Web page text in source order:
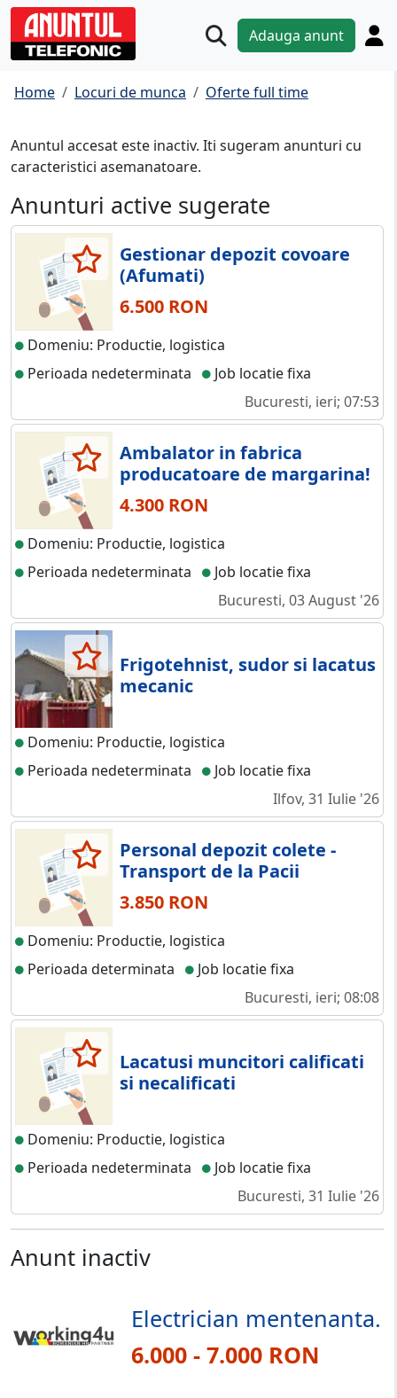
Adauga anunt
Home Locuri de munca Oferte full time
Anuntul accesat este inactiv. Iti sugeram anunturi cu
caracteristici asemanatoare.
Anunturi active sugerate
Gestionar depozit covoare
(Afumati)
6.500 RON
Domeniu: Productie, logistica
Perioada nedeterminata
Job locatie fixa
Bucuresti, ieri; 07:53
Ambalator in fabrica
producatoare de margarina!
4.300 RON
Domeniu: Productie, logistica
Perioada nedeterminata
Job locatie fixa
Bucuresti, 03 August '26
Frigotehnist, sudor si lacatus
mecanic
Domeniu: Productie, logistica
Perioada nedeterminata
Job locatie fixa
Ilfov, 31 Iulie '26
Personal depozit colete -
Transport de la Pacii
3.850 RON
Domeniu: Productie, logistica
Perioada determinata
Job locatie fixa
Bucuresti, ieri; 08:08
Lacatusi muncitori calificati
si necalificati
Domeniu: Productie, logistica
Perioada nedeterminata
Job locatie fixa
Bucuresti, 31 Iulie '26
Anunt inactiv
Electrician mentenanta.
6.000 - 7.000 RON